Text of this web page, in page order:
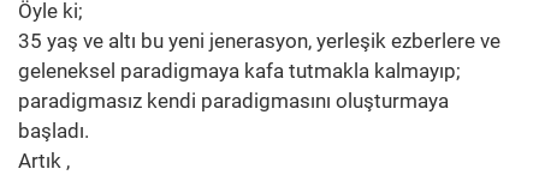
Öyle ki;
35 yaş ve altı bu yeni jenerasyon, yerleşik ezberlere ve
geleneksel paradigmaya kafa tutmakla kalmayıp;
paradigmasız kendi paradigmasını oluşturmaya
başladı.
Artık ,